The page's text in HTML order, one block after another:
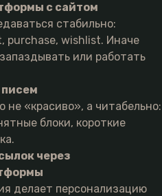
с сайтом
стабильно:
purchase, wishlist. Иначе
или работать
«красиво», а читабельно:
блоки, короткие
через
делает персонализацию